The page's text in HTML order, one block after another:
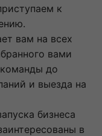
к
вам на всех
вами
до
и выезда на
бизнеса
в